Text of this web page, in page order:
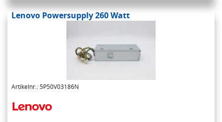
Lenovo Powersupply 260 Watt
Artikelnr.: 5P50V03186N